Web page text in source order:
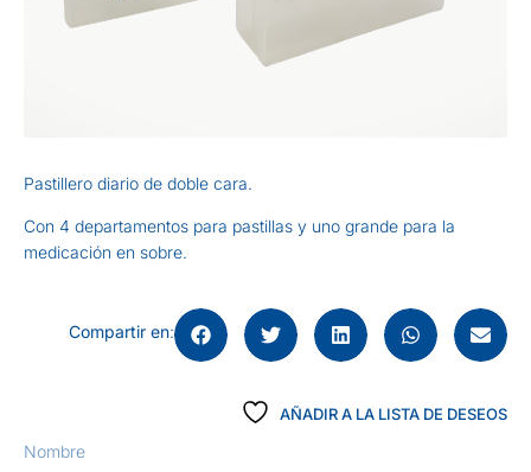
Pastillero diario de doble cara.
Con 4 departamentos para pastillas y uno grande para la
medicación en sobre.
Compartir en:
AÑADIR A LA LISTA DE DESEOS